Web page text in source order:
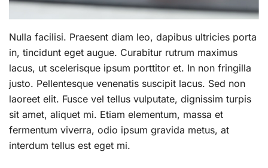
Nulla facilisi. Praesent diam leo, dapibus ultricies porta
in, tincidunt eget augue. Curabitur rutrum maximus
lacus, ut scelerisque ipsum porttitor et. In non fringilla
justo. Pellentesque venenatis suscipit lacus. Sed non
laoreet elit. Fusce vel tellus vulputate, dignissim turpis
sit amet, aliquet mi. Etiam elementum, massa et
fermentum viverra, odio ipsum gravida metus, at
interdum tellus est eget mi.